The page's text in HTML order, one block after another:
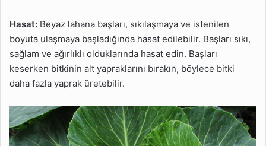
Hasat: Beyaz lahana başları, sıkılaşmaya ve istenilen
boyuta ulaşmaya başladığında hasat edilebilir. Başları sıkı,
sağlam ve ağırlıklı olduklarında hasat edin. Başları
keserken bitkinin alt yapraklarını bırakın, böylece bitki
daha fazla yaprak üretebilir.